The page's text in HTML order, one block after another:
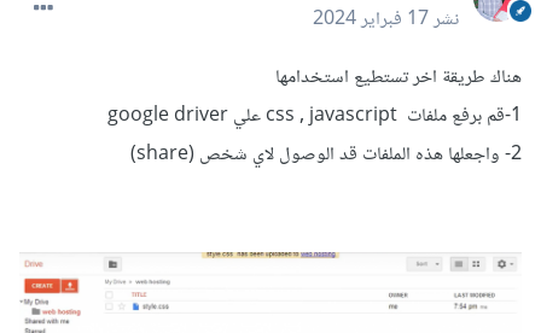
نشر17 فبراير 2024
هناك طريقة اخر تستطيع استخدامها
1-قم برفع ملفات css , javascript علي google driver
2- واجعلها هذه الملفات قد الوصول لاي شخص (share)